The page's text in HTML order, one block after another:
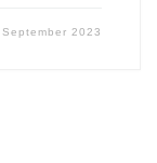
2023